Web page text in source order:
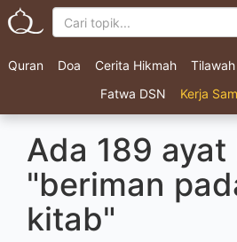
Quran Doa Cerita Hikmah
Fatwa DSN
Kerja
Ada 189
"beriman
kitab"